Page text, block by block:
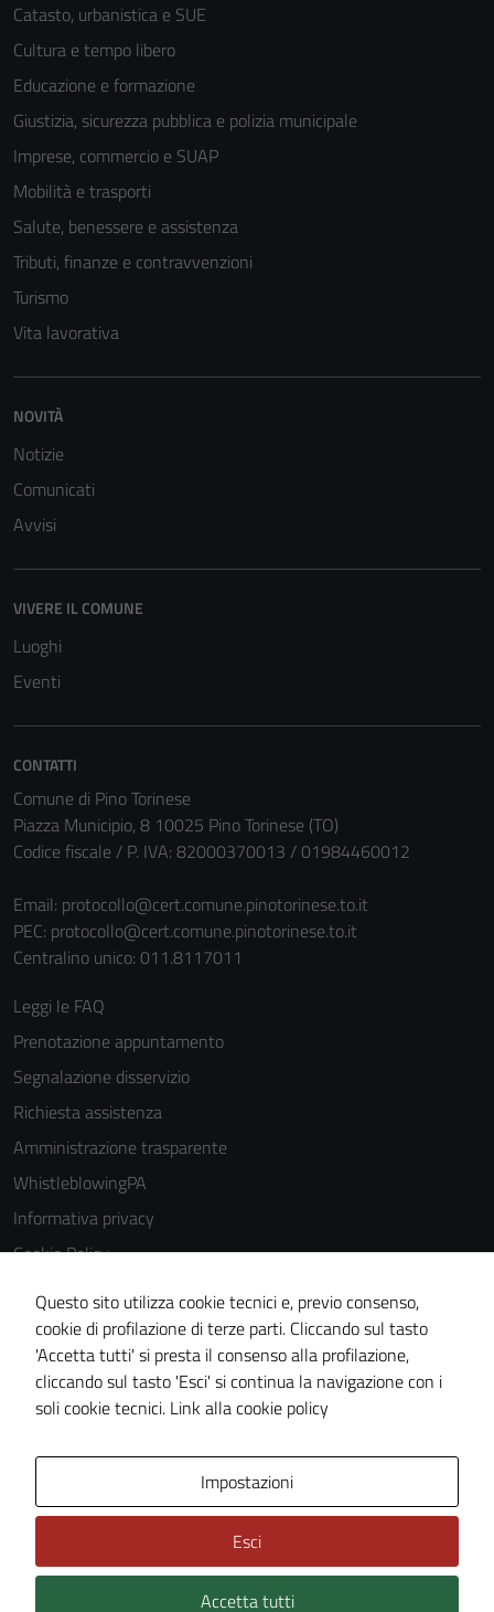
Catasto, urbanistica e SUE
Cultura e tempo libero
Educazione e formazione
Giustizia, sicurezza pubblica e polizia municipale
Imprese, commercio e SUAP
Mobilità e trasporti
Salute, benessere e assistenza
Tributi, finanze e contravvenzioni
Turismo
Vita lavorativa
NOVITÀ
Notizie
Comunicati
Avvisi
VIVERE IL COMUNE
Luoghi
Eventi
CONTATTI
Comune di Pino Torinese
Piazza Municipio, 8 10025 Pino Torinese (TO)
Codice fiscale / P. IVA: 82000370013 / 01984460012
Email: protocollo@cert.comune.pinotorinese.to.it
PEC: protocollo@cert.comune.pinotorinese.to.it
Centralino unico: 011.8117011
Leggi le FAQ
Prenotazione appuntamento
Segnalazione disservizio
Richiesta assistenza
Amministrazione trasparente
WhistleblowingPA
Informativa privacy
Cookie Policy
Note legali
Dichiarazione di accessibilità
Piano di miglioramento del sito
Certificazione sistema gestione qualità
Technical Design s.r.l.
Questo sito utilizza cookie tecnici e, previo consenso,
cookie di profilazione di terze parti. Cliccando sul tasto
'Accetta tutti' si presta il consenso alla profilazione,
cliccando sul tasto 'Esci' si continua la navigazione con i
soli cookie tecnici. Link alla cookie policy
Impostazioni
Esci
Accetta tutti